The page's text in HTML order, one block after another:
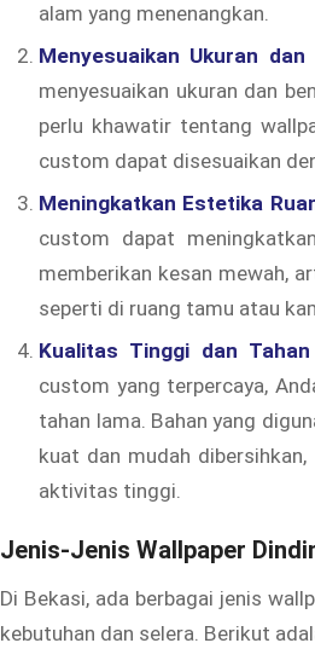
alam yang menenangkan.
Menyesuaikan Ukuran dan
menyesuaikan ukuran dan
perlu khawatir tentang
custom dapat disesuaikan
Meningkatkan Estetika
custom dapat
memberikan kesan mewah,
seperti di ruang tamu atau
Kualitas Tinggi dan
custom yang terpercaya,
tahan lama. Bahan yang
kuat dan mudah
aktivitas tinggi.
Jenis-Jenis Wallpaper
Di Bekasi, ada berbagai jenis
kebutuhan dan selera. Berikut